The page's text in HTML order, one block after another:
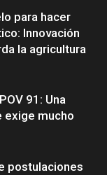
para hacer
Innovación
la agricultura
91: Una
exige mucho
postulaciones